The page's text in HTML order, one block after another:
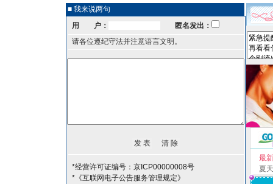
■ 我来说两句
用 户：
匿名发出：
请各位遵纪守法并注意语言文明。
*经营许可证编号：京ICP00000008号
*《互联网电子公告服务管理规定》
最
夏